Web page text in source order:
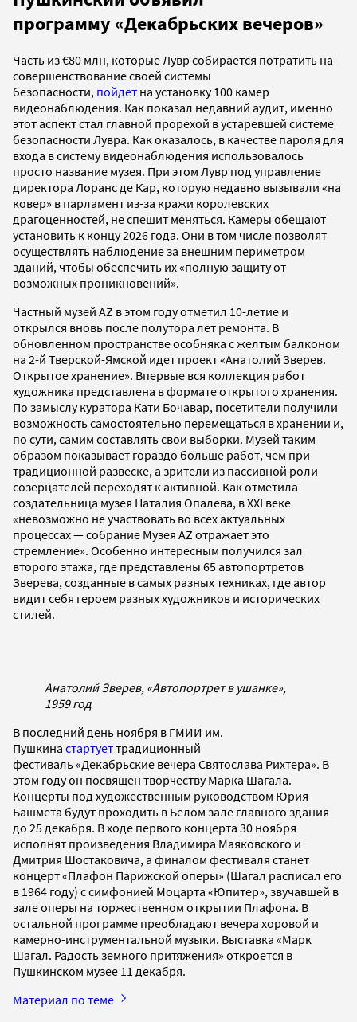
программу «Декабрьских вечеров»
Часть из €80 млн, которые Лувр собирается потратить на
совершенствование своей системы
безопасности, пойдет на установку 100 камер
видеонаблюдения. Как показал недавний аудит, именно
этот аспект стал главной прорехой в устаревшей системе
безопасности Лувра. Как оказалось, в качестве пароля для
входа в систему видеонаблюдения использовалось
просто название музея. При этом Лувр под управление
директора Лоранс де Кар, которую недавно вызывали «на
ковер» в парламент из-за кражи королевских
драгоценностей, не спешит меняться. Камеры обещают
установить к концу 2026 года. Они в том числе позволят
осуществлять наблюдение за внешним периметром
зданий, чтобы обеспечить их «полную защиту от
возможных проникновений».
Частный музей AZ в этом году отметил 10-летие и
открылся вновь после полутора лет ремонта. В
обновленном пространстве особняка с желтым балконом
на 2-й Тверской-Ямской идет проект «Анатолий Зверев.
Открытое хранение». Впервые вся коллекция работ
художника представлена в формате открытого хранения.
По замыслу куратора Кати Бочавар, посетители получили
возможность самостоятельно перемещаться в хранении и,
по сути, самим составлять свои выборки. Музей таким
образом показывает гораздо больше работ, чем при
традиционной развеске, а зрители из пассивной роли
созерцателей переходят к активной. Как отметила
создательница музея Наталия Опалева, в XXI веке
«невозможно не участвовать во всех актуальных
процессах — собрание Музея AZ отражает это
стремление». Особенно интересным получился зал
второго этажа, где представлены 65 автопортретов
Зверева, созданные в самых разных техниках, где автор
видит себя героем разных художников и исторических
стилей.
Анатолий Зверев, «Автопортрет в ушанке»,
1959 год
В последний день ноября в ГМИИ им.
Пушкина стартуеттрадиционный
фестиваль «Декабрьские вечера Святослава Рихтера». В
этом году он посвящен творчеству Марка Шагала.
Концерты под художественным руководством Юрия
Башмета будут проходить в Белом зале главного здания
до 25 декабря. В ходе первого концерта 30 ноября
исполнят произведения Владимира Маяковского и
Дмитрия Шостаковича, а финалом фестиваля станет
концерт «Плафон Парижской оперы» (Шагал расписал его
в 1964 году) с симфонией Моцарта «Юпитер», звучавшей в
зале оперы на торжественном открытии Плафона. В
остальной программе преобладают вечера хоровой и
камерно-инструментальной музыки. Выставка «Марк
Шагал. Радость земного притяжения» откроется в
Пушкинском музее 11 декабря.
Материал по теме